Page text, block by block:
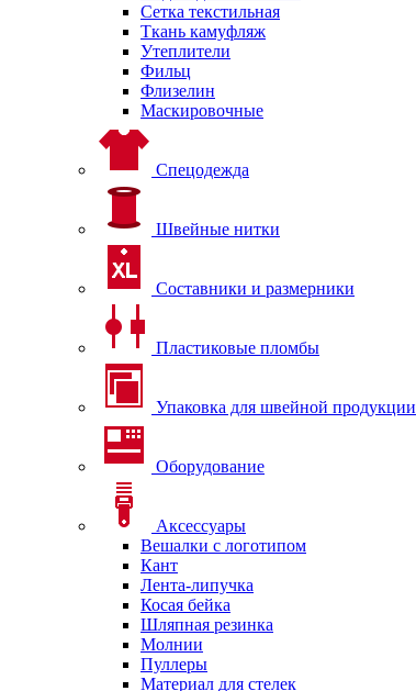
Сетка текстильная
Ткань камуфляж
Утеплители
Фильц
Флизелин
Маскировочные
Спецодежда
Швейные нитки
Составники и размерники
Пластиковые пломбы
Упаковка для швейной продукции
Оборудование
Аксессуары
Вешалки с логотипом
Кант
Лента-липучка
Косая бейка
Шляпная резинка
Молнии
Пуллеры
Материал для стелек